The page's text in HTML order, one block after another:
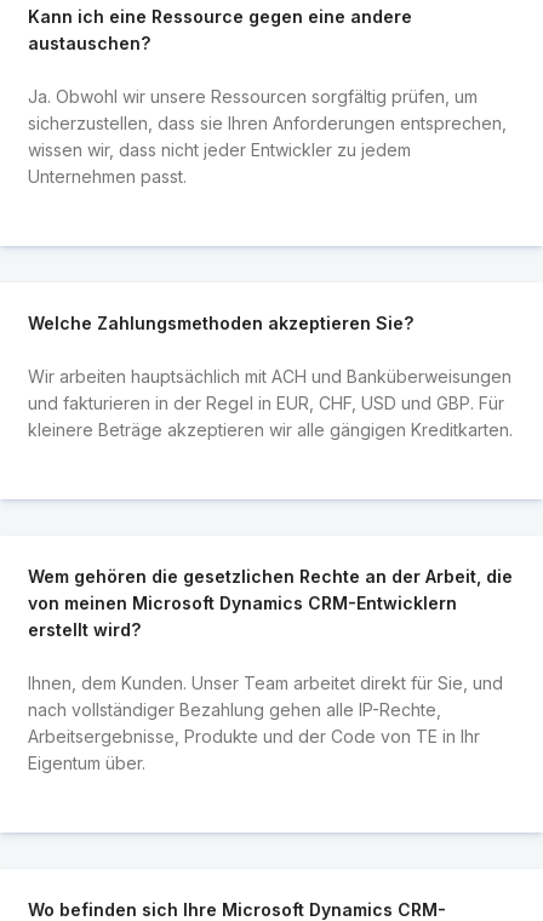
Kann ich eine Ressource gegen eine andere
austauschen?
Ja. Obwohl wir unsere Ressourcen sorgfältig prüfen, um
sicherzustellen, dass sie Ihren Anforderungen entsprechen,
wissen wir, dass nicht jeder Entwickler zu jedem
Unternehmen passt.
Welche Zahlungsmethoden akzeptieren Sie?
Wir arbeiten hauptsächlich mit ACH und Banküberweisungen
und fakturieren in der Regel in EUR, CHF, USD und GBP. Für
kleinere Beträge akzeptieren wir alle gängigen Kreditkarten.
Wem gehören die gesetzlichen Rechte an der Arbeit, die
von meinen Microsoft Dynamics CRM-Entwicklern
erstellt wird?
Ihnen, dem Kunden. Unser Team arbeitet direkt für Sie, und
nach vollständiger Bezahlung gehen alle IP-Rechte,
Arbeitsergebnisse, Produkte und der Code von TE in Ihr
Eigentum über.
Wo befinden sich Ihre Microsoft Dynamics CRM-